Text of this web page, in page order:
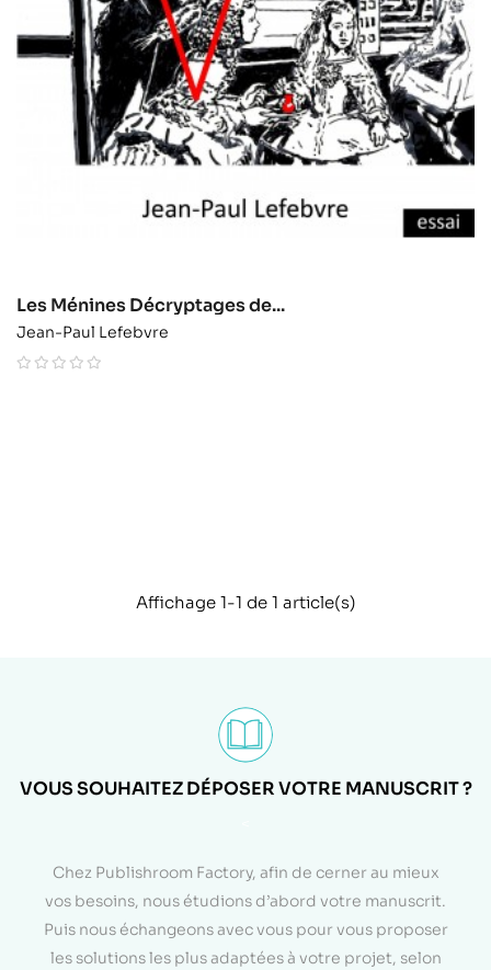
Les Ménines Décryptages de...
Jean-Paul Lefebvre
Affichage 1-1 de 1 article(s)
VOUS SOUHAITEZ DÉPOSER VOTRE MANUSCRIT ?
Chez Publishroom Factory, afin de cerner au mieux
vos besoins, nous étudions d’abord votre manuscrit.
Puis nous échangeons avec vous pour vous proposer
les solutions les plus adaptées à votre projet, selon